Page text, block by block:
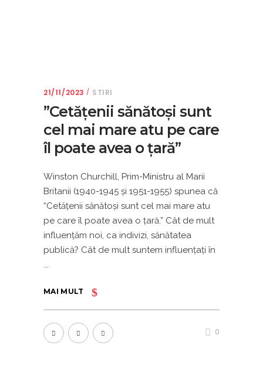
21/11/2023 STIRI
”Cetăţenii sănătoşi sunt
cel mai mare atu pe care
îl poate avea o ţară”
Winston Churchill, Prim-Ministru al Marii
Britanii (1940-1945 şi 1951-1955) spunea că
“Cetăţenii sănătoşi sunt cel mai mare atu
pe care îl poate avea o ţară.” Cât de mult
influenţăm noi, ca indivizi, sănătatea
publică? Cât de mult suntem influenţaţi în
MAI MULT
0